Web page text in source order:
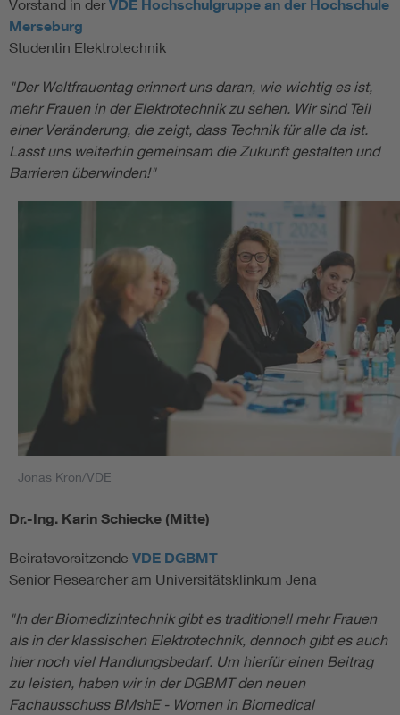
Vorstand in derVDE Hochschulgruppe an der Hochschule
Merseburg
Studentin Elektrotechnik
"Der Weltfrauentag erinnert uns daran, wie wichtig es ist,
mehr Frauen in der Elektrotechnik zu sehen. Wir sind Teil
einer Veränderung, die zeigt, dass Technik für alle da ist.
Lasst uns weiterhin gemeinsam die Zukunft gestalten und
Barrieren überwinden!"
Jonas Kron/VDE
Dr.-Ing. Karin Schiecke (Mitte)
Beiratsvorsitzende VDE DGBMT
Senior Researcher am Universitätsklinkum Jena
"In der Biomedizintechnik gibt es traditionell mehr Frauen
als in der klassischen Elektrotechnik, dennoch gibt es auch
hier noch viel Handlungsbedarf. Um hierfür einen Beitrag
zu leisten, haben wir in der DGBMT den neuen
Fachausschuss BMshE - Women in Biomedical